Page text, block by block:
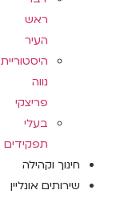
ראש
העיר
היסטוריית
נווה
פריצקי
בעלי
תפקידים
חינוך וקהילה
שירותים אונליין